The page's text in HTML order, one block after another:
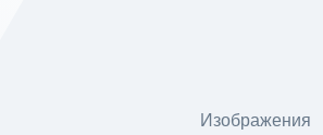
Изображения